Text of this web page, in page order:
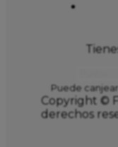
Puede
Copyright ©
derechos